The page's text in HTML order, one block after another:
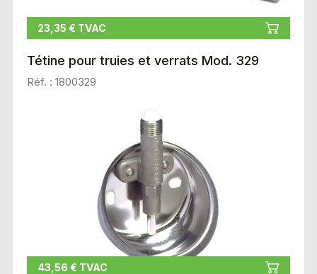
23,35 € TVAC
Tétine pour truies et verrats Mod. 329
Réf. : 1800329
43,56 € TVAC